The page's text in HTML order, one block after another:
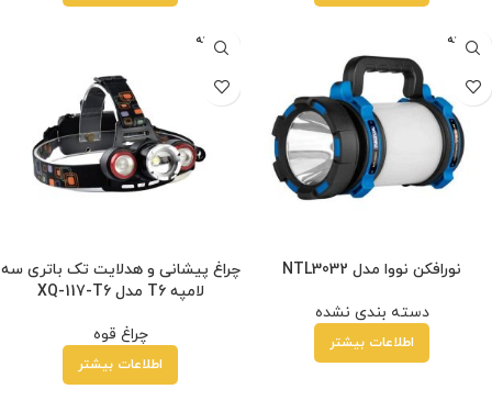
فروخته
شده
نورافکن نووا مدل NTL3032
دسته بندی نشده
اطلاعات بیشتر
فروخته
شده
چراغ پیشانی و هدلایت تک باتری سه
لامپه T6 مدل XQ-117-T6
چراغ قوه
اطلاعات بیشتر